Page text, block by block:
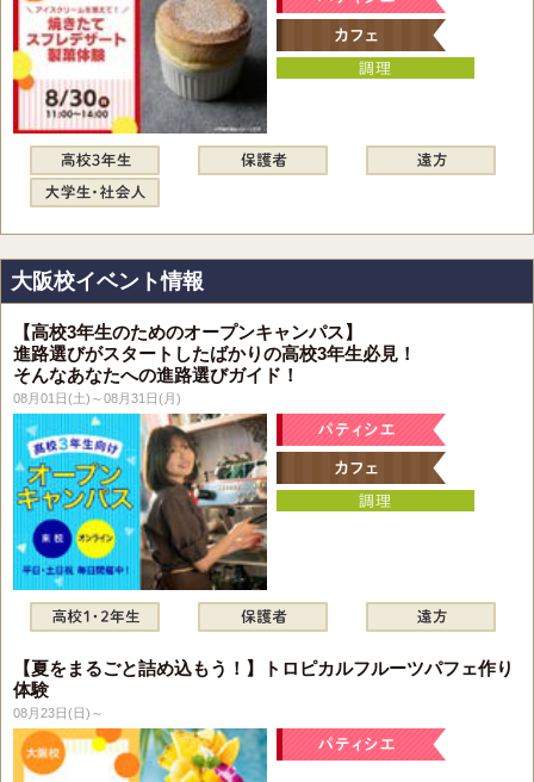
大阪校イベント情報
【高校3年生のためのオープンキャンパス】
進路選びがスタートしたばかりの高校3年生必見！
そんなあなたへの進路選びガイド！
08月01日(土)～08月31日(月)
【夏をまるごと詰め込もう！】トロピカルフルーツパフェ作り
体験
08月23日(日)～